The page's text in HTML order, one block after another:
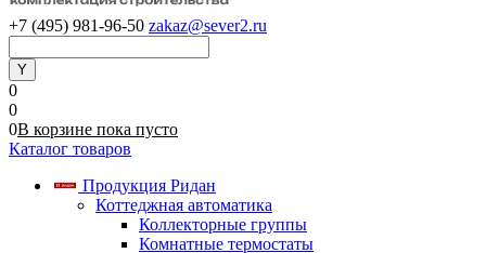
+7 (495) 981-96-50 zakaz@sever2.ru
0
0
0В корзине пока пусто
Каталог товаров
Продукция Ридан
Коттеджная автоматика
Коллекторные группы
Комнатные термостаты